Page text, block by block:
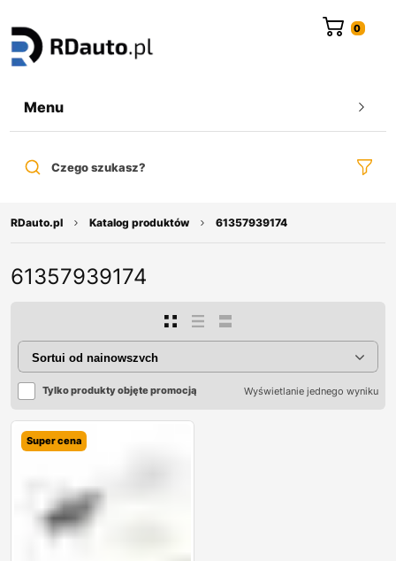
Menu
Czego szukasz?
RDauto.pl Katalog produktów 61357939174
61357939174
Tylko produkty objęte promocją Wyświetlanie jednego wyniku
Super cena